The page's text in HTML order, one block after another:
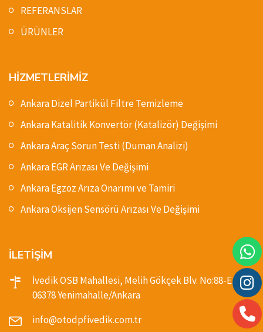
REFERANSLAR
ÜRÜNLER
HİZMETLERİMİZ
Ankara Dizel Partikül Filtre Temizleme
Ankara Katalitik Konvertör (Katalizör) Değişimi
Ankara Araç Sorun Testi (Duman Analizi)
Ankara EGR Arızası Ve Değişimi
Ankara Egzoz Arıza Onarımı ve Tamiri
Ankara Oksijen Sensörü Arızası Ve Değişimi
İLETİŞİM
İvedik OSB Mahallesi, Melih Gökçek Blv. No:88-E,
06378 Yenimahalle/Ankara
info@otodpfivedik.com.tr